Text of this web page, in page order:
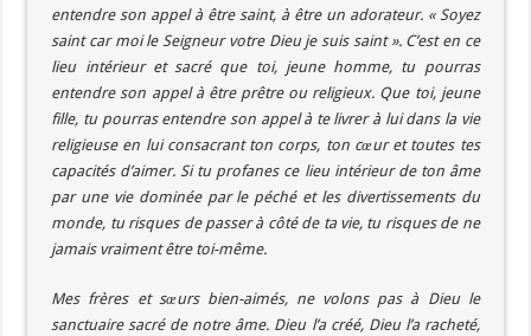
entendre son appel à être saint, à être un adorateur. « Soyez
saint car moi le Seigneur votre Dieu je suis saint ». C’est en ce
lieu intérieur et sacré que toi, jeune homme, tu pourras
entendre son appel à être prêtre ou religieux. Que toi, jeune
fille, tu pourras entendre son appel à te livrer à lui dans la vie
religieuse en lui consacrant ton corps, ton cœur et toutes tes
capacités d’aimer. Si tu profanes ce lieu intérieur de ton âme
par une vie dominée par le péché et les divertissements du
monde, tu risques de passer à côté de ta vie, tu risques de ne
jamais vraiment être toi-même.
Mes frères et sœurs bien-aimés, ne volons pas à Dieu le
sanctuaire sacré de notre âme. Dieu l’a créé, Dieu l’a racheté,